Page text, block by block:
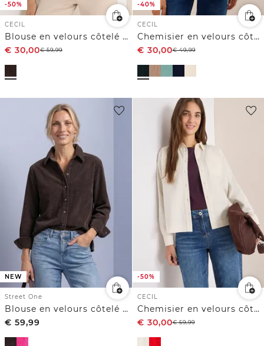
-50%
CECIL
Blouse en velours côtelé souple
€ 30,00€59,99
-40%
CECIL
Chemisier en velours côtelé Split Neck
€ 30,00€49,99
NEW
Street One
Blouse en velours côtelé à manches longues avec boutons
€ 59,99
-50%
CECIL
Chemisier en velours côtelé
€ 30,00€59,99